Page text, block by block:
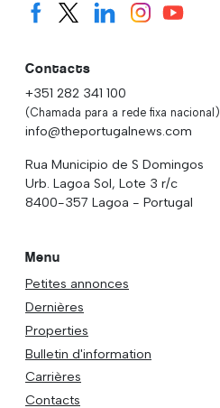
Contacts
+351 282 341 100
(Chamada para a rede fixa nacional)
info@theportugalnews.com
Rua Municipio de S Domingos
Urb. Lagoa Sol, Lote 3 r/c
8400-357 Lagoa - Portugal
Menu
Petites annonces
Dernières
Properties
Bulletin d'information
Carrières
Contacts